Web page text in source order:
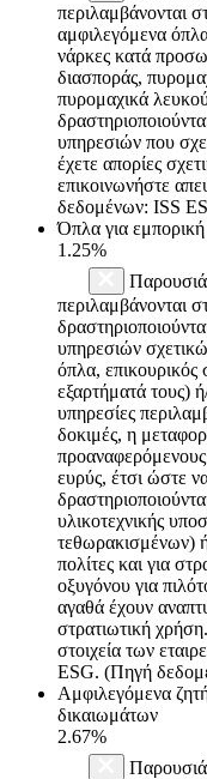
περιλαμβάνονται
αμφιλεγόμενα
νάρκες κατά
διασποράς,
πυρομαχικά
υπηρεσιών που
έχετε απορίες
επικοινωνήστε
δεδομένων: ISS
Όπλα για
1.25%
περιλαμβάνονται
υπηρεσιών
όπλα, επικουρικός
εξαρτήματά τους)
υπηρεσίες
δοκιμές, η
προαναφερόμενους
ευρύς, έτσι ώστε
υλικοτεχνικής
τεθωρακισμένων)
πολίτες και για
οξυγόνου για
αγαθά έχουν
στρατιωτική
στοιχεία των
ESG. (Πηγή
Αμφιλεγόμενα
δικαιωμάτων
2.67%